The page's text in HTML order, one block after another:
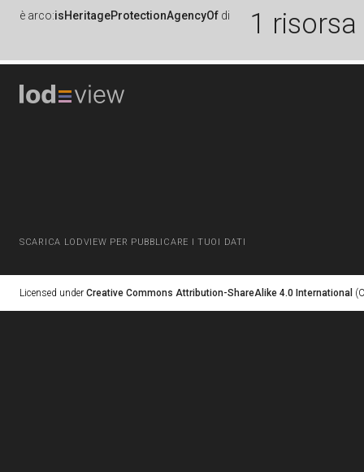
è arco:isHeritageProtectionAgencyOf di 1 risorsa
SCARICA LODVIEW PER PUBBLICARE I TUOI DATI
Licensed under Creative Commons Attribution-ShareAlike 4.0 International